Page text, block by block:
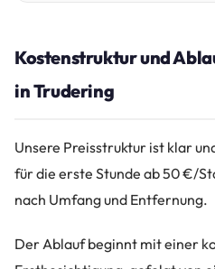
Kostenstruktur und
in Trudering
Unsere Preisstruktur ist klar
für die erste Stunde ab 50 €/
nach Umfang und Entfernung.
Der Ablauf beginnt mit einer